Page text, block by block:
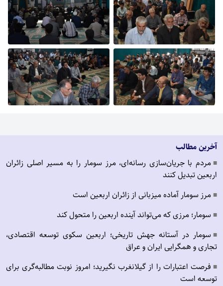
آخرین مطالب
■ مردم با جریان‌سازی رسانه‌ای، مرز سومار را به مسیر اصلی زائران
اربعین تبدیل کنند
■ مرز سومار آماده میزبانی از زائران اربعین است
■ سومار؛ مرزی که می‌تواند آینده اربعین را متحول کند
■ سومار در آستانه جهش تاریخی؛ اربعین سکوی توسعه اقتصادی،
تجاری و همگرایی ایران و عراق
■ فرصت اعتبارات را از گیلانغرب نگیرید؛ امروز نوبت مطالبه‌گری برای
توسعه است